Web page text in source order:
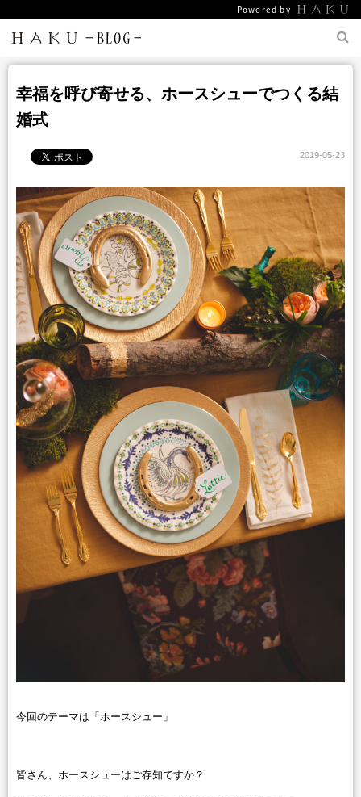
Powered by
幸福を呼び寄せる、ホースシューでつくる結
婚式
2019-05-23
今回のテーマは「ホースシュー」
皆さん、ホースシューはご存知ですか？